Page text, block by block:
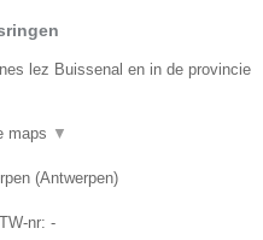
lez Buissenal en in de provincie
maps ▼
(Antwerpen)
nr: -